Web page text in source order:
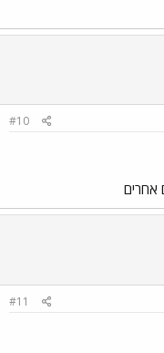
#10
אחרים
#11